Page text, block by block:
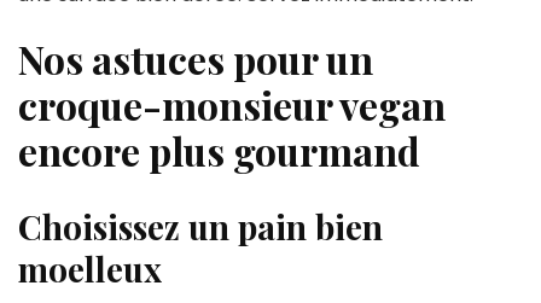
Nos astuces pour un
croque-monsieur vegan
encore plus gourmand
Choisissez un pain bien
moelleux